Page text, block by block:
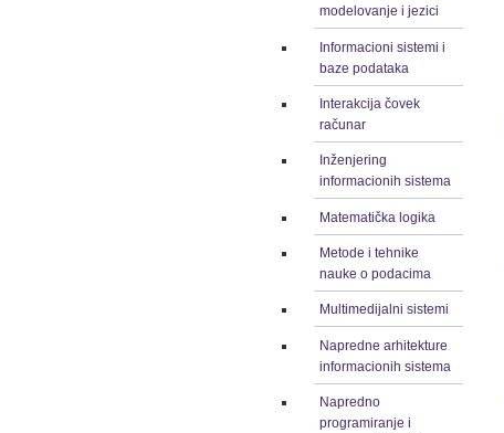
modelovanje i jezici
Informacioni sistemi i
baze podataka
Interakcija čovek
računar
Inženjering
informacionih sistema
Matematička logika
Metode i tehnike
nauke o podacima
Multimedijalni sistemi
Napredne arhitekture
informacionih sistema
Napredno
programiranje i